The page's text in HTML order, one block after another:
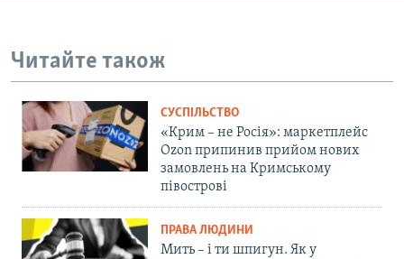
Читайте також
СУСПІЛЬСТВО
«Крим – не Росія»: маркетплейс
Ozon припинив прийом нових
замовлень на Кримському
півострові
ПРАВА ЛЮДИНИ
Мить – і ти шпигун. Як у